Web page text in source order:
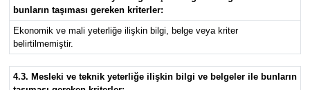
bunların taşıması gereken kriterler:
Ekonomik ve mali yeterliğe ilişkin bilgi, belge veya kriter
belirtilmemiştir.
4.3. Mesleki ve teknik yeterliğe ilişkin bilgi ve belgeler ile bunların